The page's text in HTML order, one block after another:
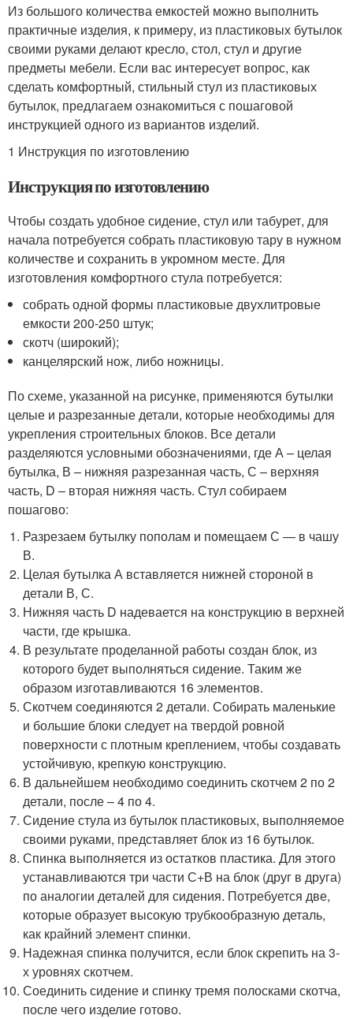
Из большого количества емкостей можно выполнить
практичные изделия, к примеру, из пластиковых бутылок
своими руками делают кресло, стол, стул и другие
предметы мебели. Если вас интересует вопрос, как
сделать комфортный, стильный стул из пластиковых
бутылок, предлагаем ознакомиться с пошаговой
инструкцией одного из вариантов изделий.
1 Инструкция по изготовлению
Инструкция по изготовлению
Чтобы создать удобное сидение, стул или табурет, для
начала потребуется собрать пластиковую тару в нужном
количестве и сохранить в укромном месте. Для
изготовления комфортного стула потребуется:
собрать одной формы пластиковые двухлитровые
емкости 200-250 штук;
скотч (широкий);
канцелярский нож, либо ножницы.
По схеме, указанной на рисунке, применяются бутылки
целые и разрезанные детали, которые необходимы для
укрепления строительных блоков. Все детали
разделяются условными обозначениями, где А – целая
бутылка, В – нижняя разрезанная часть, С – верхняя
часть, D – вторая нижняя часть. Стул собираем
пошагово:
Разрезаем бутылку пополам и помещаем С — в чашу
В.
Целая бутылка А вставляется нижней стороной в
детали В, С.
Нижняя часть D надевается на конструкцию в верхней
части, где крышка.
В результате проделанной работы создан блок, из
которого будет выполняться сидение. Таким же
образом изготавливаются 16 элементов.
Скотчем соединяются 2 детали. Собирать маленькие
и большие блоки следует на твердой ровной
поверхности с плотным креплением, чтобы создавать
устойчивую, крепкую конструкцию.
В дальнейшем необходимо соединить скотчем 2 по 2
детали, после – 4 по 4.
Сидение стула из бутылок пластиковых, выполняемое
своими руками, представляет блок из 16 бутылок.
Спинка выполняется из остатков пластика. Для этого
устанавливаются три части С+В на блок (друг в друга)
по аналогии деталей для сидения. Потребуется две,
которые образует высокую трубкообразную деталь,
как крайний элемент спинки.
Надежная спинка получится, если блок скрепить на 3-
х уровнях скотчем.
Соединить сидение и спинку тремя полосками скотча,
после чего изделие готово.